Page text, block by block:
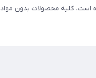
آغاز کرده است. کلیه محصولات بدون مواد